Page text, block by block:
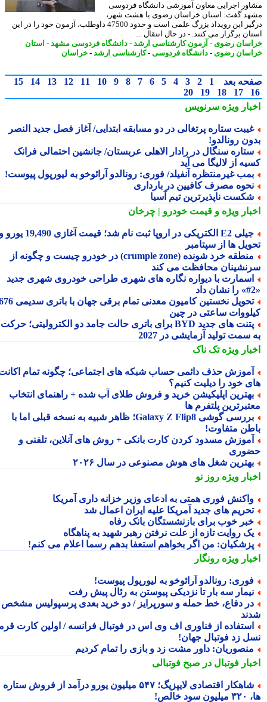
اجرایی معاون آموزشی دانشگاه فردوسی
گفت: استان خراسان رضوی با هشت شهر،
درگیر این رویداد بزرگ علمی است و حدود 47500 داوطلب، آزمون خود را در این
برگزار می کنند. - در ﺣﺎل اﻧﺘﻘﺎل ...
رضوی-آزمون کارشناسی ارشد -دانشگاه فردوسی مشهد-استان
رضوی-دانشگاه فردوسی-کارشناسی ارشد -خراسان
بعد 1
2
3
4
5
6
7
8
9
10
11
12
13
14
15
17
18
19
20
ویژهسرنویس
ستاره پرتغالی در دو مسابقه ابتدایی/ آغاز فصل جدید النصر
رونالدو!
سنگال در رادار الاهلی عربستان/ جانشین احتمالی فرانک
از لالیگا می آید
غیرمنتظره آنفیلد/ فوری: رونالدو آرائوخو به لیورپول پیوست!
مصرف کافیین در بارداری
ناپذیرترین تیم آسیا
ویژهو قیمت خودرو | چرخان
جیلی E2 الکتریکی در اروپا ثبت نام شد؛ قیمت آغازی 19,490 یورو و
ها از سپتامبر
منطقه خرد شونده (crumple zone) در خودرو چیست و چگونه از
محافظت می کند
با دیواره نگاره های شهری طراحی خودروی شهری جدید
تحویل نخستین کامیون معدنی تمام برقی جهان با باتری سدیمی 676
ساعتی در چین
پتنت های جدید BYD برای باتری حالت جامد دو الکترولیتی؛ حرکت
سمت تولید آزمایشی در 2027
ویژهتک ناک
حذف دائمی حساب شبکه های اجتماعی؛ چگونه تمام اکانت
خود را دیلیت کنیم؟
اپلیکیشن خرید و فروش طلای آب شده + راهنمای انتخاب
پلتفرم ها
بررسی گوشی Galaxy Z Flip8؛ ظاهر شبیه به نسخه قبلی اما با
متفاوت!
مسدود کردن کارت بانکی + روش های آنلاین، تلفنی و
شغل های هوش مصنوعی در سال ۲۰۲۶
ویژهروز نو
فوری همتی به ادعای وزیر خزانه داری آمریکا
های جدید آمریکا علیه ایران اعمال شد
خوب برای بازنشستگان بانک رفاه
روایت تازه از علت نرفتن رهبر شهید به پناهگاه
من اگر بخواهم استعفا بدهم رسما اعلام می کنم!
ویژهرونگار
رونالدو آرائوخو به لیورپول پیوست!
سه بار تا نزدیکی پیوستن به رئال پیش رفت
دفاع، خط حمله و سورپرایز / دو خرید بعدی پرسپولیس مشخص
از فناوری اف وی اس در فوتبال فرانسه / اولین کارت قرمز
زد فوتبال جهان!
داور مشت زد و بازی را تمام کردیم
فوتبال در صبح فوتبالی
شاهکار اقتصادی لایپزیگ؛ ۵۴۷ میلیون یورو درآمد از فروش ستاره